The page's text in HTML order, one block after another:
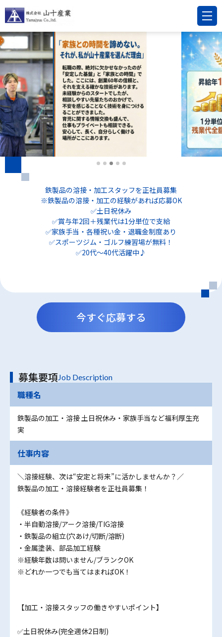
鉄製品の溶接・加工スタッフを正社員募集
※鉄製品の溶接・加工の経験があれば応募OK
✅土日祝休み
✅賞与年2回＋残業代は1分単位で支給
✅家族手当・各種祝い金・退職金制度あり
✅スポーツジム・ゴルフ練習場が無料！
✅20代～40代活躍中♪
今すぐ応募する
募集要項Job Description
職種名
鉄製品の加工・溶接 土日祝休み・家族手当など福利厚生充
実
仕事内容
＼溶接経験、次は“安定と将来”に活かしませんか？／
鉄製品の加工・溶接経験者を正社員募集！
《経験者の条件》
・半自動溶接/アーク溶接/TIG溶接
・鉄製品の組立(穴あけ/切断/溶断)
・金属塗装、部品加工経験
※経験年数は問いません/ブランクOK
※どれか一つでも当てはまればOK！
【加工・溶接スタッフの働きやすいポイント】
✅土日祝休み(完全週休2日制)